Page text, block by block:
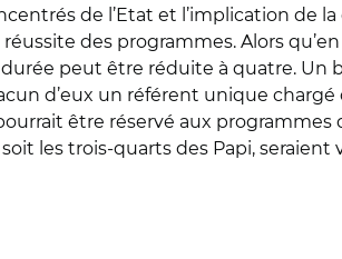
de l’Etat et l’implication de
des programmes. Alors
peut être réduite à quatre. Un
d’eux un référent unique
être réservé aux programmes
les trois-quarts des Papi, seraient